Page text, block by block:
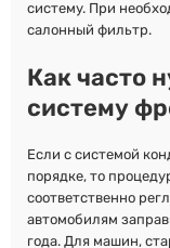
систему. При
салонный фильтр.
Как часто
систему
Если с системой
порядке, то
соответственно
автомобилям
года. Для машин,